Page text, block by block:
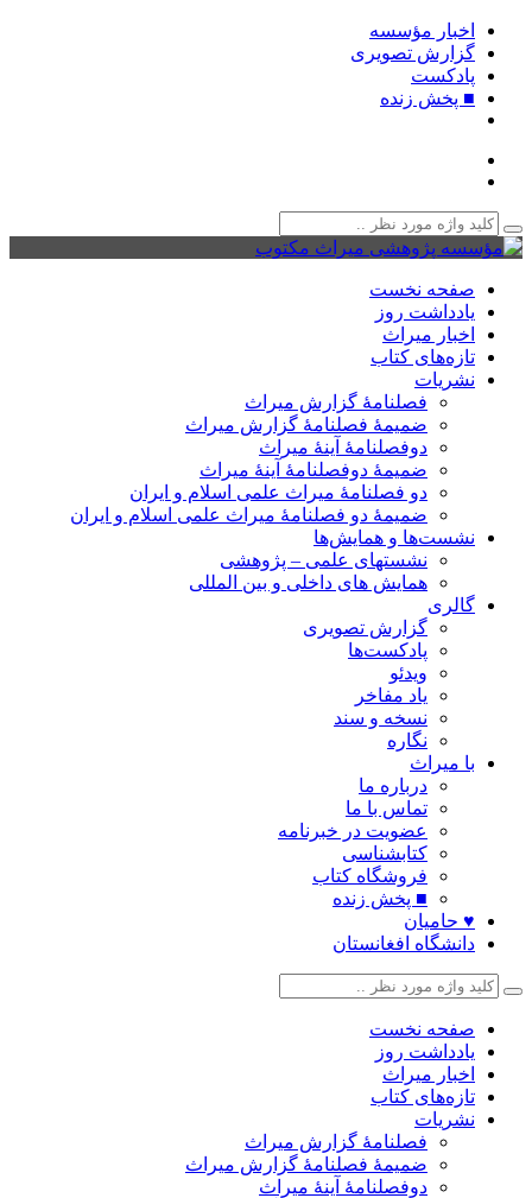
اخبار مؤسسه
گزارش تصویری
پادکست‌
■ پخش زنده
صفحه نخست
یادداشت روز
اخبار میراث
تازه‌های کتاب
نشریات
فصلنامۀ گزارش میراث
ضمیمۀ فصلنامۀ گزارش میراث
دوفصلنامۀ آینۀ میراث
ضمیمۀ دوفصلنامۀ آینۀ میراث
دو فصلنامۀ میراث علمی اسلام و ایران
ضمیمۀ دو فصلنامۀ میراث علمی اسلام و ایران
نشست‌ها و همایش‌ها
نشستهای علمی – پژوهشی
همایش های داخلی و بین المللی
گالری
گزارش تصویری
پادکست‌ها
ویدئو
یاد مفاخر
نسخه و سند
نگاره
با میراث
درباره ما
تماس با ما
عضویت در خبرنامه
کتابشناسی
فروشگاه کتاب
■ پخش زنده
♥ حامیان
دانشگاه افغانستان
صفحه نخست
یادداشت روز
اخبار میراث
تازه‌های کتاب
نشریات
فصلنامۀ گزارش میراث
ضمیمۀ فصلنامۀ گزارش میراث
دوفصلنامۀ آینۀ میراث